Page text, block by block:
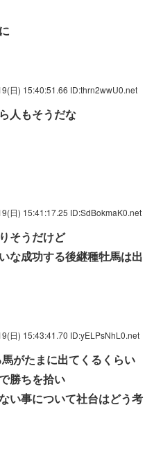
日) 15:40:51.66 ID:thrn2wwU0.net
人もそうだな
日) 15:41:17.25 ID:SdBokmaK0.net
そうだけど
な成功する後継種牡馬は出
日) 15:43:41.70 ID:yELPsNhL0.net
がたまに出てくるくらい
勝ちを拾い
い事について社台はどう考